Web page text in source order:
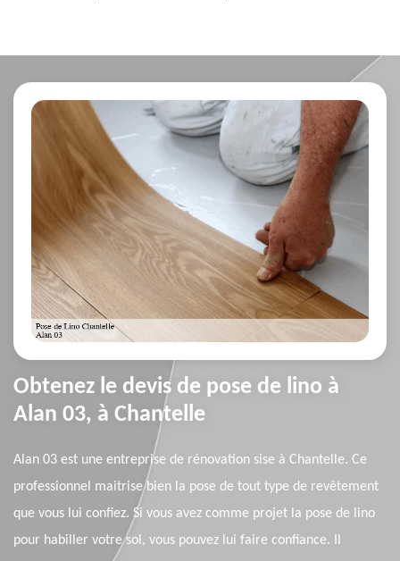
Obtenez le devis de pose de lino à
Alan 03, à Chantelle
Alan 03 est une entreprise de rénovation sise à Chantelle. Ce
professionnel maitrise bien la pose de tout type de revêtement
que vous lui confiez. Si vous avez comme projet la pose de lino
pour habiller votre sol, vous pouvez lui faire confiance. Il